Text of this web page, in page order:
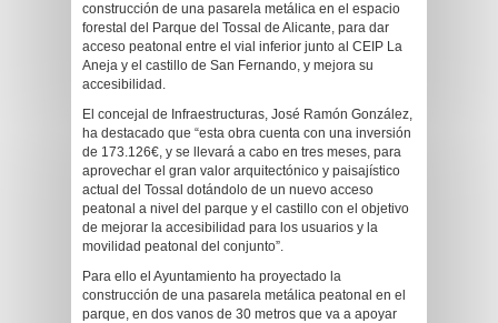
construcción de una pasarela metálica en el espacio
forestal del Parque del Tossal de Alicante, para dar
acceso peatonal entre el vial inferior junto al CEIP La
Aneja y el castillo de San Fernando, y mejora su
accesibilidad.
El concejal de Infraestructuras, José Ramón González,
ha destacado que “esta obra cuenta con una inversión
de 173.126€, y se llevará a cabo en tres meses, para
aprovechar el gran valor arquitectónico y paisajístico
actual del Tossal dotándolo de un nuevo acceso
peatonal a nivel del parque y el castillo con el objetivo
de mejorar la accesibilidad para los usuarios y la
movilidad peatonal del conjunto”.
Para ello el Ayuntamiento ha proyectado la
construcción de una pasarela metálica peatonal en el
parque, en dos vanos de 30 metros que va a apoyar